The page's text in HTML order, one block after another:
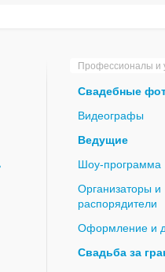
Профессионалы и
Свадебные
Видеографы
Ведущие
Шоу-программа
Организаторы и
распорядители
Оформление и
Свадьба за